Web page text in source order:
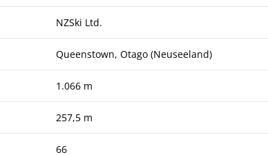
NZSki Ltd.
Queenstown, Otago (Neuseeland)
1.066 m
257,5 m
66